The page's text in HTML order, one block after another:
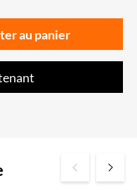
au panier